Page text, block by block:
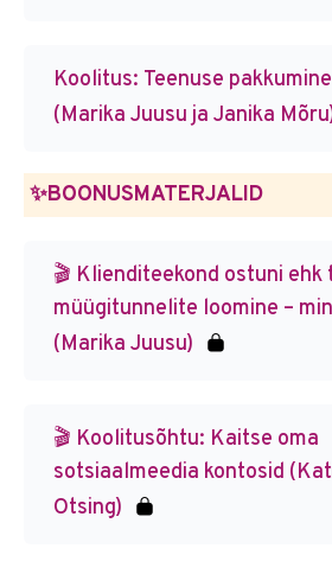
Koolitus: Teenuse
(Marika Juusu ja Janika
✨BOONUSMATERJALID
🎬 Klienditeekond ostuni
müügitunnelite loomine –
(Marika Juusu)
🎬 Koolitusõhtu: Kaitse oma
sotsiaalmeedia kontosid
Otsing)